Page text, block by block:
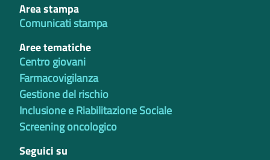
Area stampa
Comunicati stampa
Aree tematiche
Centro giovani
Farmacovigilanza
Gestione del rischio
Inclusione e Riabilitazione Sociale
Screening oncologico
Seguici su